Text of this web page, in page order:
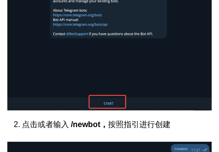
点击或者输入 /newbot， 按照指引进行创建